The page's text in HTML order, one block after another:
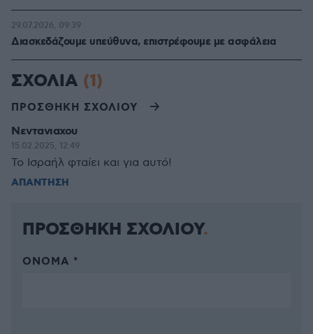
Διασκεδάζουμε υπεύθυνα, επιστρέφουμε με ασφάλεια
29.07.2026, 09:39
ΣΧΟΛΙΑ (1)
ΠΡΟΣΘΗΚΗ ΣΧΟΛΙΟΥ
Νεντανιαχου
15.02.2025, 12:49
Το Ισραήλ φταίει και για αυτό!
ΑΠΑΝΤΗΣΗ
ΠΡΟΣΘΗΚΗ ΣΧΟΛΙΟΥ
ΌΝΟΜΑ *